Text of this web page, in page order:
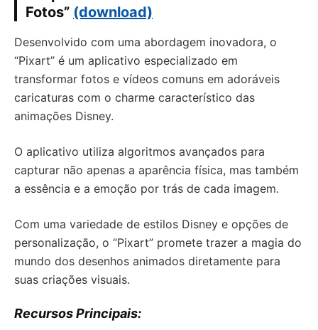
Fotos” (download)
Desenvolvido com uma abordagem inovadora, o
“Pixart” é um aplicativo especializado em
transformar fotos e vídeos comuns em adoráveis
caricaturas com o charme característico das
animações Disney.
O aplicativo utiliza algoritmos avançados para
capturar não apenas a aparência física, mas também
a essência e a emoção por trás de cada imagem.
Com uma variedade de estilos Disney e opções de
personalização, o “Pixart” promete trazer a magia do
mundo dos desenhos animados diretamente para
suas criações visuais.
Recursos Principais: